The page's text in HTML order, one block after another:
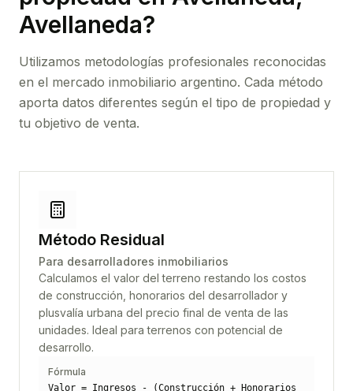
Avellaneda?
Utilizamos metodologías profesionales reconocidas
en el mercado inmobiliario argentino. Cada método
aporta datos diferentes según el tipo de propiedad y
tu objetivo de venta.
Método Residual
Para desarrolladores inmobiliarios
Calculamos el valor del terreno restando los costos
de construcción, honorarios del desarrollador y
plusvalía urbana del precio final de venta de las
unidades. Ideal para terrenos con potencial de
desarrollo.
Fórmula
Valor = Ingresos - (Construcción + Honorarios